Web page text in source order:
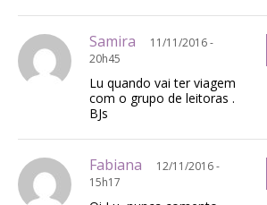
Samira
11/11/2016 -
20h45
Lu quando vai ter viagem
com o grupo de leitoras .
BJs
Fabiana
12/11/2016 -
15h17